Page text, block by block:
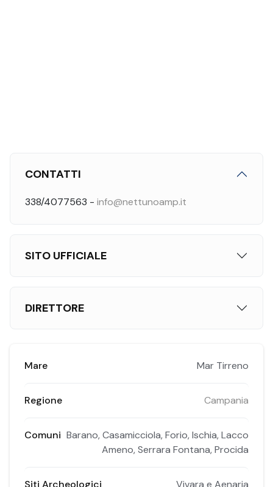
CONTATTI
338/4077563 - info@nettunoamp.it
SITO UFFICIALE
DIRETTORE
Mare Mar Tirreno
Regione Campania
Comuni Barano, Casamicciola, Forio, Ischia, Lacco
Ameno, Serrara Fontana, Procida
Siti Archeologici Vivara e Aenaria